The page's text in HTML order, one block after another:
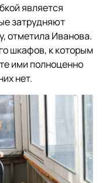
является
затрудняют
отметила Иванова.
шкафов, к которым
ими полноценно
нет.